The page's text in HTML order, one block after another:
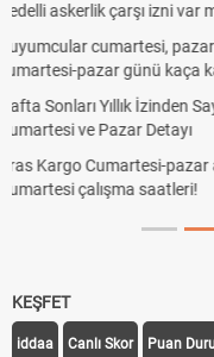
Süper Lig Kaç Hafta
Türkiye'de Transfer
TFF Yabancı Oyuncu
Uygulanıyor?
PFDK Nedir? PFDK
iddaa Canlı Skor
Transfer Haberleri TV'de